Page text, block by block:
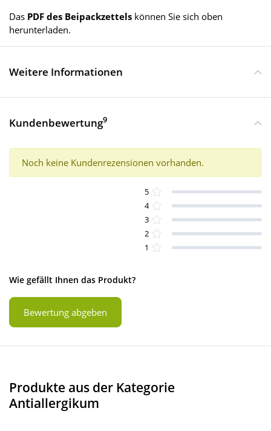
Das PDF des Beipackzettels können Sie sich oben
herunterladen.
Weitere Informationen
Kundenbewertung9
Noch keine Kundenrezensionen vorhanden.
5
4
3
2
1
Wie gefällt Ihnen das Produkt?
Bewertung abgeben
Produkte aus der Kategorie
Antiallergikum